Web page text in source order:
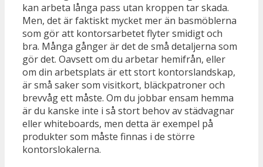
kan arbeta långa pass utan kroppen tar skada.
Men, det är faktiskt mycket mer än basmöblerna
som gör att kontorsarbetet flyter smidigt och
bra. Många gånger är det de små detaljerna som
gör det. Oavsett om du arbetar hemifrån, eller
om din arbetsplats är ett stort kontorslandskap,
är små saker som visitkort, bläckpatroner och
brevvåg ett måste. Om du jobbar ensam hemma
är du kanske inte i så stort behov av städvagnar
eller whiteboards, men detta är exempel på
produkter som måste finnas i de större
kontorslokalerna.